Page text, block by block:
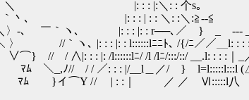
|: : : |:＼: : 个s｡ l: : :
: | : : ＼: :＼:≧--≦ l: : : :
: : |: : r──､／ } _ --- _ l: : : :
ﾆﾆﾄ､ /{/ﾆ／／＿l: : : :｜
/l /lﾆ/:::/::/ __.l: : : :｜_／:!
|/__l＿／/ } l=l:::::l:::l
| : :｜ ／ ／ Ⅵ:::::l